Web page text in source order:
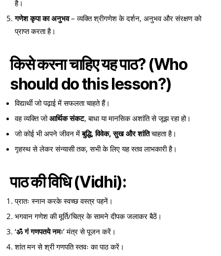
है।
गणेश कृपा का अनुभव– व्यक्ति श्रीगणेश के दर्शन, अनुभव और संरक्षण को
प्राप्त करता है।
किसे करना चाहिए यह पाठ?(Who
should do this lesson?)
विद्यार्थी जो पढ़ाई में सफलता चाहते हैं।
वह व्यक्ति जोआर्थिक संकट, बाधा या मानसिक अशांति से जूझ रहा हो।
जो कोई भी अपने जीवन मेंबुद्धि, विवेक, सुख और शांतिचाहता है।
गृहस्थ से लेकर संन्यासी तक, सभी के लिए यह स्तव लाभकारी है।
पाठ की विधि (Vidhi):
प्रातः स्नान करके स्वच्छ वस्त्र पहनें।
भगवान गणेश की मूर्ति/चित्र के सामने दीपक जलाकर बैठें।
‘ॐ गं गणपतये नमः’ मंत्र से पूजन करें।
शांत मन से श्री गणपति स्तवः का पाठ करें।